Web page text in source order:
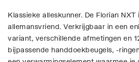
Klassieke alleskunner. De Florian
allemansvriend. Verkrijgbaar in een
variant, verschillende afmetingen en
bijpassende handdoekbeugels, -